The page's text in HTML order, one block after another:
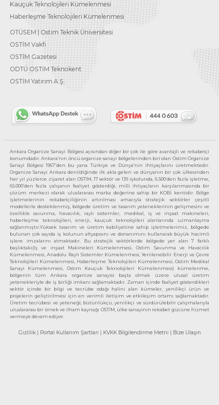
Kauçuk Teknolojileri Kümelenmesi
Haberleşme Teknolojileri Kümelenmesi
OTÜSEM | Ostim Teknik Üniversitesi
OSTİM Vakfı
OSTİM Gazetesi
ODTÜ OSTİM Teknokent
OSTİM Yatırım A.Ş.
Ankara Organize Sanayi Bölgesi açısından diğer bir çok ile göre avantajlı ve rekabetçi
konumdadır. Ankara’nın öncü organize sanayi bölgelerinden biri olan Ostim Organize
Sanayi Bölgesi 1967’den bu yana Türkiye ve Dünya’nın ihtiyaçlarını üretmektedir.
Organize Sanayi Ankara denildiğinde ilk akla gelen ve dünyanın bir çok ülkesinden
her yıl yüzlerce ziyaret alan OSTİM, 17 sektör ve 139 işkolunda, 6.500’den fazla işletme,
65.000’den fazla çalışanın faaliyet gösterdiği, milli ihtiyaçların karşılanmasında bir
çözüm merkezi olarak uluslararası marka değerine sahip bir KOBİ kentidir. Bölge
işletmelerinin rekabetçiliğinin artırılması amacıyla stratejik sektörler çeşitli
modellerle desteklenmiş, bölgede üretim ve tasarım yeteneklerinin gelişmesini ve
özellikle savunma, havacılık, raylı sistemler, medikal, iş ve inşaat makineleri,
haberleşme teknolojileri, enerji, kauçuk teknolojileri alanlarında uzmanlaşma
sağlanmıştır.Yüksek tasarım ve üretim kabiliyetine sahip işletmelerimiz, bölgede
bulunan çok sayıda iş kolunun altyapısını ve donanımını kullanarak büyük hacimli
işlere imzalarını atmaktadır. Bu stratejik sektörlerde bölgede yer alan 7 farklı
başlıktaki(İş ve inşaat Makineleri Kümelenmesi, Ostim Savunma ve Havacılık
Kümelenmesi, Anadolu Raylı Sistemler Kümelenmesi, Yenilenebilir Enerji ve Çevre
Teknolojileri Kümelenmesi, Haberleşme Teknolojileri Kümelenmesi, Ostim Medikal
Sanayi Kümelenmesi, Ostim Kauçuk Teknolojileri Kümelenmesi) kümelenme,
bölgenin tüm Ankara organize sanayisi başta olmak üzere ulusal üretim
yetenekleriyle de iş birliği imkanı sağlamaktadır. Zaman içinde faaliyet gösterdikleri
sektör içinde bir bilgi ve tecrübe odağı halini alan kümeler, yenilikçi ürün ve
projelerin geliştirilmesi için en verimli iletişim ve etkileşim ortamı sağlamaktadır.
Üretim tecrübesi ve yeteneği; bütünlükçü, yenilikçi ve sürdürülebilir çalışmalarıyla
uluslararası bir örnek ve ilham kaynağı OSTİM, ülke sanayinin rekabet gücüne hizmet
vermeye devam ediyor.
Gizlilik | Portal Kullanım Şartları | KVKK Bilgilendirme Metni | Bize Ulaşın